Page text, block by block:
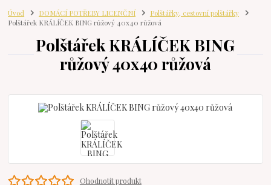
Úvod DOMÁCÍ POTŘEBY LICENČNÍ
Polštářky, cestovní polštářky
Polštářek KRÁLÍČEK BING růžový 40x40 růžová
Polštářek KRÁLÍČEK BING
růžový 40x40 růžová
Ohodnotit produkt